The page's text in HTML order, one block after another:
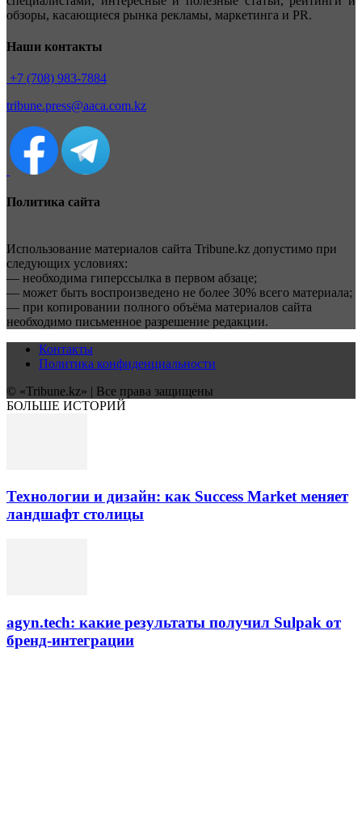
обзоры, касающиеся рынка рекламы, маркетинга и PR.
Наши контакты
+7 (708) 983-7884
tribune.press@aaca.com.kz
Политика сайта
Использование материалов сайта Tribune.kz допустимо при
следующих условиях:
— необходима гиперссылка в первом абзаце;
— может быть воспроизведено не более 30% всего материала;
— при копировании полного объёма материалов сайта
необходимо письменное разрешение редакции.
Контакты
Политика конфиденциальности
© «Tribune.kz» | Все права защищены
БОЛЬШЕ ИСТОРИЙ
Технологии и дизайн: как Success Market меняет
ландшафт столицы
agyn.tech: какие результаты получил Sulpak от
бренд-интеграции